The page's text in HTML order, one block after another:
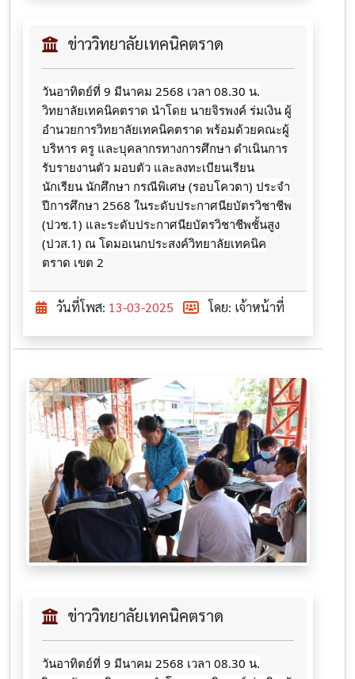
ข่าววิทยาลัยเทคนิคตราด
วันอาทิตย์ที่ 9 มีนาคม 2568 เวลา 08.30 น.
วิทยาลัยเทคนิคตราด นำโดย นายจิรพงค์ ร่มเงิน ผู้
อำนวยการวิทยาลัยเทคนิคตราด พร้อมด้วยคณะผู้
บริหาร ครู และบุคลากรทางการศึกษา ดำเนินการ
รับรายงานตัว มอบตัว และลงทะเบียนเรียน
นักเรียน นักศึกษา กรณีพิเศษ (รอบโควตา) ประจำ
ปีการศึกษา 2568 ในระดับประกาศนียบัตรวิชาชีพ
(ปวช.1) และระดับประกาศนียบัตรวิชาชีพชั้นสูง
(ปวส.1) ณ โดมอเนกประสงค์วิทยาลัยเทคนิค
ตราด เขต 2
วันที่โพส: 13-03-2025 โดย: เจ้าหน้าที่
ข่าววิทยาลัยเทคนิคตราด
วันอาทิตย์ที่ 9 มีนาคม 2568 เวลา 08.30 น.